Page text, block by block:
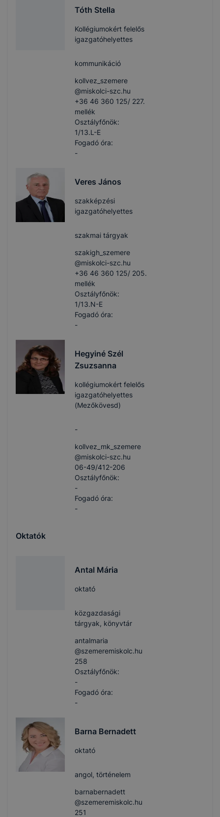
Tóth Stella
Kollégiumokért felelős
igazgatóhelyettes
kommunikáció
kollvez_szemere​
@miskolci-szc.hu
+36 46 360 125/ 227.
mellék
Osztályfőnök:
1/13.L-E
Fogadó óra:
-
Veres János
szakképzési
igazgatóhelyettes
szakmai tárgyak
szakigh_szemere​
@miskolci-szc.hu
+36 46 360 125/ 205.
mellék
Osztályfőnök:
1/13.N-E
Fogadó óra:
-
Hegyiné Szél
Zsuzsanna
kollégiumokért felelős
igazgatóhelyettes
(Mezőkövesd)
-
kollvez_mk_szemere​
@miskolci-szc.hu
06-49/412-206
Osztályfőnök:
-
Fogadó óra:
-
Oktatók
Antal Mária
oktató
közgazdasági
tárgyak, könyvtár
antalmaria​
@szemeremiskolc.hu
258
Osztályfőnök:
-
Fogadó óra:
-
Barna Bernadett
oktató
angol, történelem
barnabernadett​
@szemeremiskolc.hu
251